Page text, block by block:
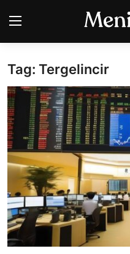
Contact
Pasar Saham
Bisnis
Industri
Korporasi
Kripto
Tag: Tergelincir